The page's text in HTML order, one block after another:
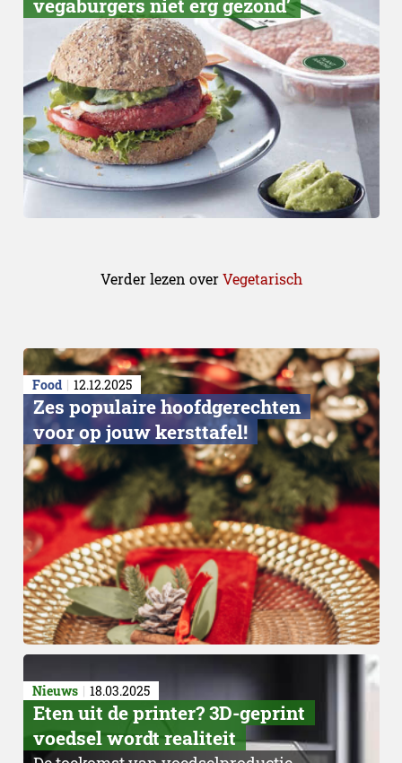
vegaburgers niet erg gezond’
Verder lezen overVegetarisch
Food 12.12.2025
Zes populaire hoofdgerechten
voor op jouw kersttafel!
Nieuws 18.03.2025
Eten uit de printer? 3D-geprint
voedsel wordt realiteit